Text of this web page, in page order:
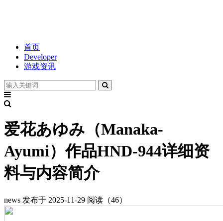
首页
Developer
游戏资讯
爱花あゆみ（Manaka-
Ayumi）作品HND-944详细资
料与内容简介
news 发布于 2025-11-29 阅读（46）